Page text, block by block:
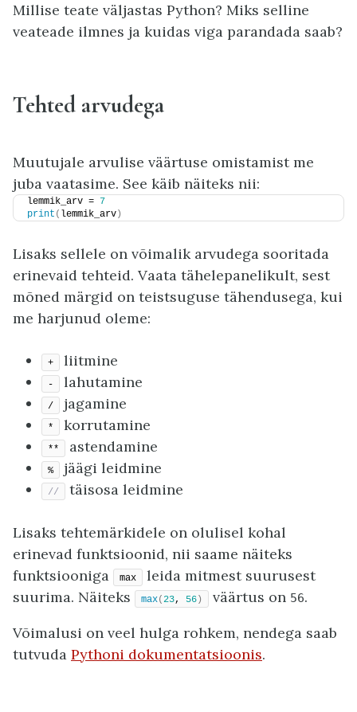
Millise teate väljastas Python? Miks selline
veateade ilmnes ja kuidas viga parandada saab?
Tehted arvudega
Muutujale arvulise väärtuse omistamist me
juba vaatasime. See käib näiteks nii:
lemmik_arv = 7
print ( lemmik_arv )
Lisaks sellele on võimalik arvudega sooritada
erinevaid tehteid. Vaata tähelepanelikult, sest
mõned märgid on teistsuguse tähendusega, kui
me harjunud oleme:
+ liitmine
- lahutamine
/ jagamine
* korrutamine
** astendamine
% jäägi leidmine
// täisosa leidmine
Lisaks tehtemärkidele on olulisel kohal
erinevad funktsioonid, nii saame näiteks
funktsiooniga
max
leida mitmest suurusest
suurima. Näiteks
max(23, 56) väärtus on 56.
Võimalusi on veel hulga rohkem, nendega saab
tutvuda Pythoni dokumentatsioonis.